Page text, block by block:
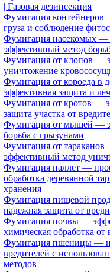
| Газовая дезинсекция
Фумигация контейнеров
груза и соблюдение
Фумигация насекомых
эффективный метод
Фумигация от клопов —
уничтожение
Фумигация от короеда в
эффективная защита и
Фумигация от кротов —
защита участка от
Фумигация от мышей —
борьба с грызунами
Фумигация от
эффективный метод
Фумигация паллет —
обработка деревянной
хранения
Фумигация пищевой
надежная защита от
Фумигация почвы —
химическая обработка от
Фумигация пшеницы —
вредителей с
методов